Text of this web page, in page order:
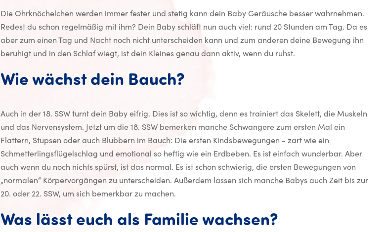
Die Ohrknöchelchen werden immer fester und stetig kann dein Baby Geräusche besser wahrnehmen.
Redest du schon regelmäßig mit ihm? Dein Baby schläft nun auch viel: rund 20 Stunden am Tag. Da es
aber zum einen Tag und Nacht noch nicht unterscheiden kann und zum anderen deine Bewegung ihn
beruhigt und in den Schlaf wiegt, ist dein Kleines genau dann aktiv, wenn du ruhst.
Wie wächst dein Bauch?
Auch in der 18. SSW turnt dein Baby eifrig. Dies ist so wichtig, denn es trainiert das Skelett, die Muskeln
und das Nervensystem. Jetzt um die 18. SSW bemerken manche Schwangere zum ersten Mal ein
Flattern, Stupsen oder auch Blubbern im Bauch: Die ersten Kindsbewegungen - zart wie ein
Schmetterlingsflügelschlag und emotional so heftig wie ein Erdbeben. Es ist einfach wunderbar. Aber
auch wenn du noch nichts spürst, ist das normal. Es ist schon schwierig, die ersten Bewegungen von
„normalen“ Körpervorgängen zu unterscheiden. Außerdem lassen sich manche Babys auch Zeit bis zur
20. oder 22. SSW, um sich bemerkbar zu machen.
Was lässt euch als Familie wachsen?